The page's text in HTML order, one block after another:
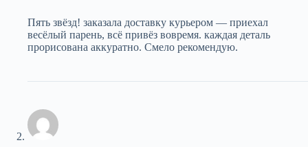
Пять звёзд! заказала доставку курьером — приехал
весёлый парень, всё привёз вовремя. каждая деталь
прорисована аккуратно. Смело рекомендую.